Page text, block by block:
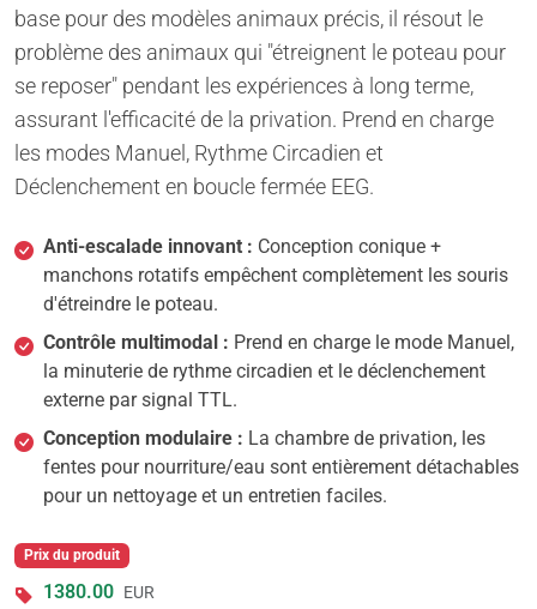
base pour des modèles animaux précis, il résout le
problème des animaux qui "étreignent le poteau pour
se reposer" pendant les expériences à long terme,
assurant l'efficacité de la privation. Prend en charge
les modes Manuel, Rythme Circadien et
Déclenchement en boucle fermée EEG.
Anti-escalade innovant : Conception conique +
manchons rotatifs empêchent complètement les souris
d'étreindre le poteau.
Contrôle multimodal : Prend en charge le mode Manuel,
la minuterie de rythme circadien et le déclenchement
externe par signal TTL.
Conception modulaire : La chambre de privation, les
fentes pour nourriture/eau sont entièrement détachables
pour un nettoyage et un entretien faciles.
Prix du produit
1380.00 EUR